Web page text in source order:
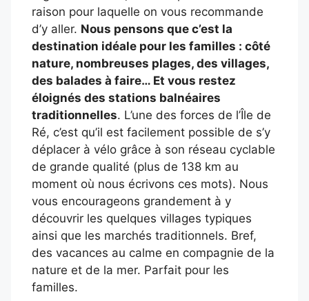
raison pour laquelle on vous recommande
d’y aller. Nous pensons que c’est la
destination idéale pour les familles : côté
nature, nombreuses plages, des villages,
des balades à faire… Et vous restez
éloignés des stations balnéaires
traditionnelles. L’une des forces de l’Île de
Ré, c’est qu’il est facilement possible de s’y
déplacer à vélo grâce à son réseau cyclable
de grande qualité (plus de 138 km au
moment où nous écrivons ces mots). Nous
vous encourageons grandement à y
découvrir les quelques villages typiques
ainsi que les marchés traditionnels. Bref,
des vacances au calme en compagnie de la
nature et de la mer. Parfait pour les
familles.